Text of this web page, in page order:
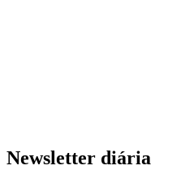
Newsletter diária